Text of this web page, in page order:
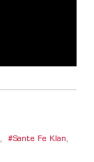
, Sante Fe Klan,